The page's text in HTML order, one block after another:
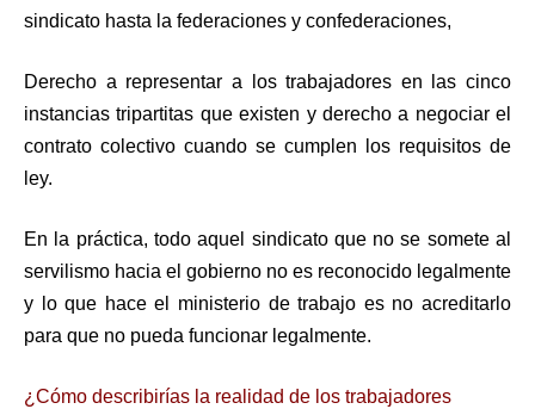
sindicato hasta la federaciones y confederaciones,
Derecho a representar a los trabajadores en las cinco
instancias tripartitas que existen y derecho a negociar el
contrato colectivo cuando se cumplen los requisitos de
ley.
En la práctica, todo aquel sindicato que no se somete al
servilismo hacia el gobierno no es reconocido legalmente
y lo que hace el ministerio de trabajo es no acreditarlo
para que no pueda funcionar legalmente.
¿Cómo describirías la realidad de los trabajadores